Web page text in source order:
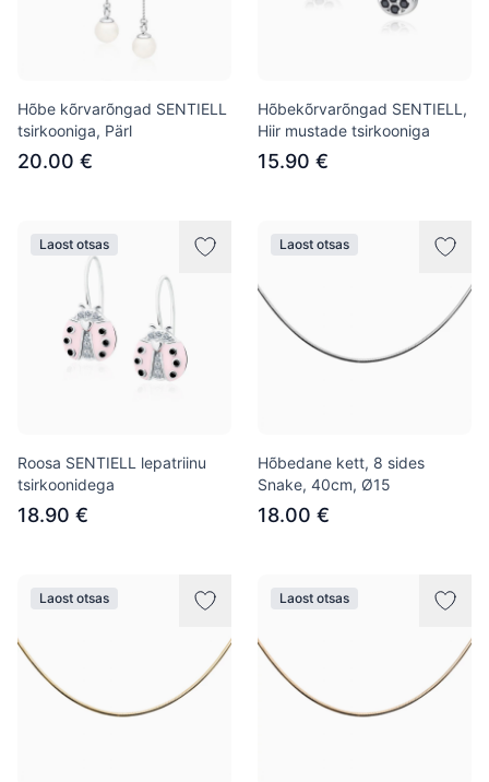
Hõbe kõrvarõngad SENTIELL
tsirkooniga, Pärl
20.00 €
Hõbekõrvarõngad SENTIELL,
Hiir mustade tsirkooniga
15.90 €
Laost otsas
Roosa SENTIELL lepatriinu
tsirkoonidega
18.90 €
Laost otsas
Hõbedane kett, 8 sides
Snake, 40сm, Ø15
18.00 €
Laost otsas Laost otsas